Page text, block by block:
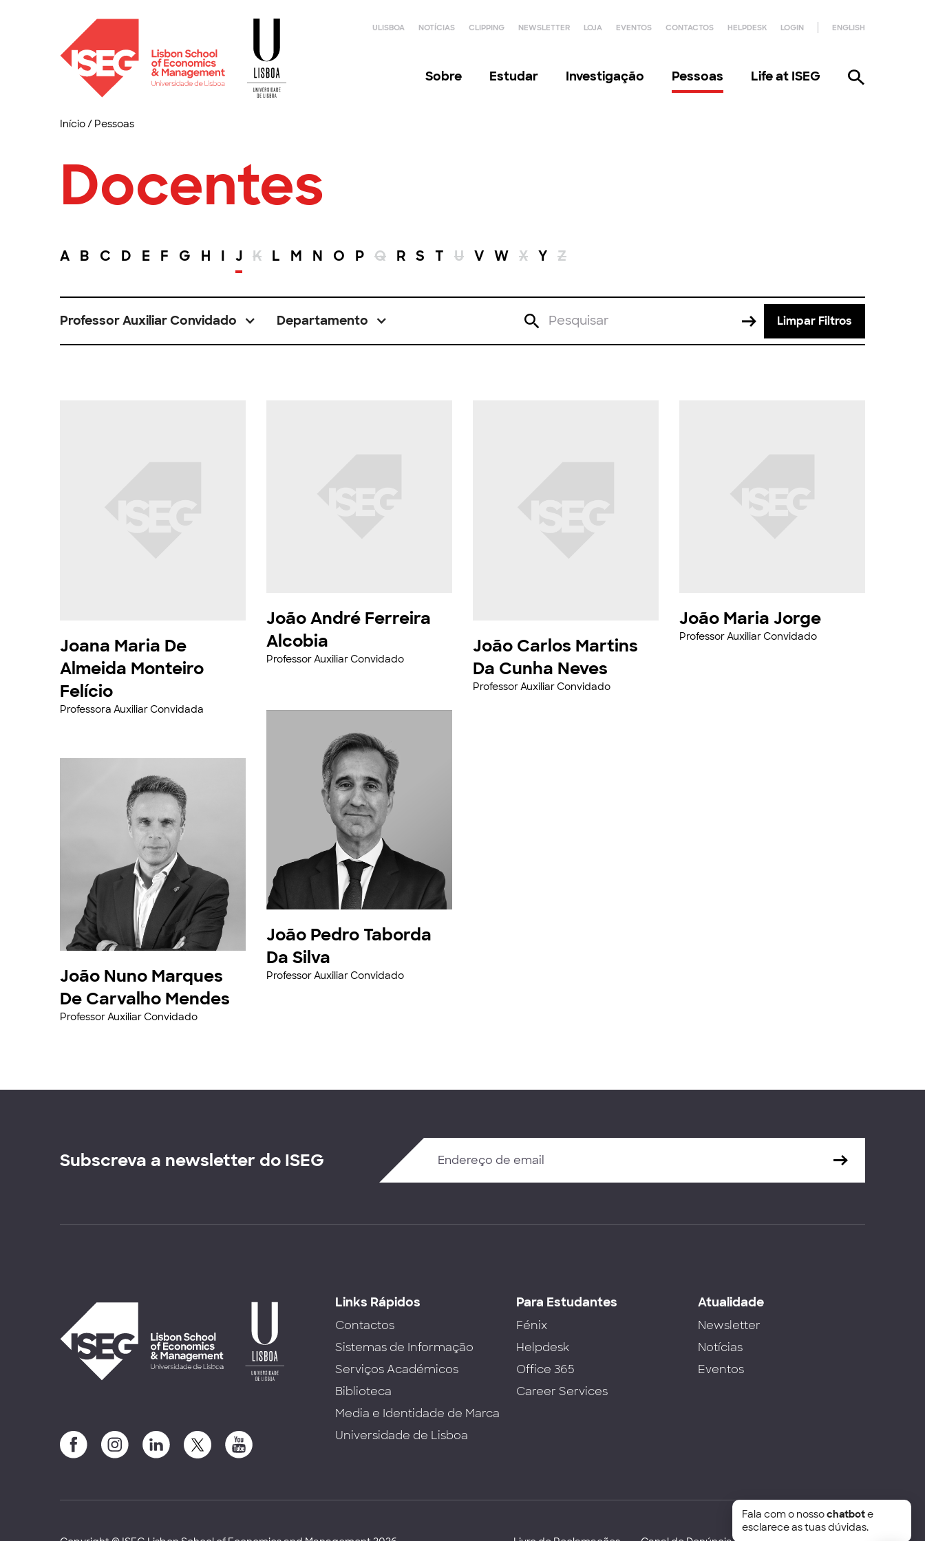
ULISBOA NOTÍCIAS CLIPPING NEWSLETTER LOJA EVENTOS CONTACTOS HELPDESK LOGIN ENGLISH
Sobre Estudar Investigação Pessoas Life at ISEG
Início/ Pessoas
Docentes
A B C D E F G H I J K L M N O P Q R S T U V W X Y Z
Professor Auxiliar Convidado Departamento Limpar Filtros
Joana Maria De
Almeida Monteiro
Felício
Professora Auxiliar Convidada
João Nuno Marques
De Carvalho Mendes
Professor Auxiliar Convidado
João André Ferreira
Alcobia
Professor Auxiliar Convidado
João Pedro Taborda
Da Silva
Professor Auxiliar Convidado
João Carlos Martins
Da Cunha Neves
Professor Auxiliar Convidado
João Maria Jorge
Professor Auxiliar Convidado
Subscreva a newsletter do ISEG
Links Rápidos
Contactos
Sistemas de Informação
Serviços Académicos
Biblioteca
Media e Identidade de Marca
Universidade de Lisboa
Para Estudantes
Fénix
Helpdesk
Office 365
Career Services
Atualidade
Newsletter
Notícias
Eventos
Fala com o nossochatbote
esclarece as tuas dúvidas.